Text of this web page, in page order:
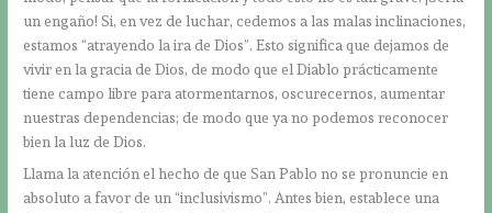
un engaño! Si, en vez de luchar, cedemos a las malas inclinaciones,
estamos “atrayendo la ira de Dios”. Esto significa que dejamos de
vivir en la gracia de Dios, de modo que el Diablo prácticamente
tiene campo libre para atormentarnos, oscurecernos, aumentar
nuestras dependencias; de modo que ya no podemos reconocer
bien la luz de Dios.
Llama la atención el hecho de que San Pablo no se pronuncie en
absoluto a favor de un “inclusivismo”. Antes bien, establece una